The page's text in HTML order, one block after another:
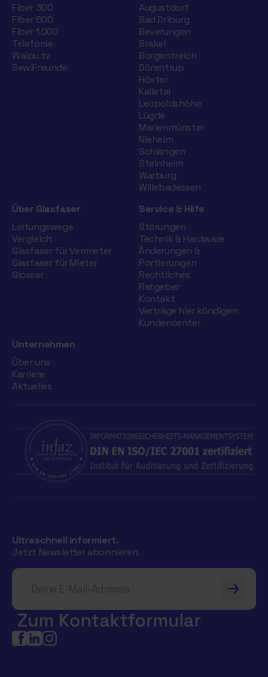
Fiber 300
Fiber 600
Fiber 1.000
Telefonie
Waipu.tv
SewiFreunde
Augustdorf
Bad Driburg
Beverungen
Brakel
Borgentreich
Dörentrup
Höxter
Kalletal
Leopoldshöhe
Lügde
Marienmünster
Nieheim
Schlangen
Steinheim
Warburg
Willebadessen
Über Glasfaser
Leitungswege
Vergleich
Glasfaser für Vermieter
Glasfaser für Mieter
Glossar
Service & Hilfe
Störungen
Technik & Hardware
Änderungen &
Portierungen
Rechtliches
Ratgeber
Kontakt
Verträge hier kündigen
Kundencenter
Unternehmen
Über uns
Karriere
Aktuelles
Ultraschnell informiert.
Jetzt Newsletter abonnieren.
Deine E-Mail-Adresse